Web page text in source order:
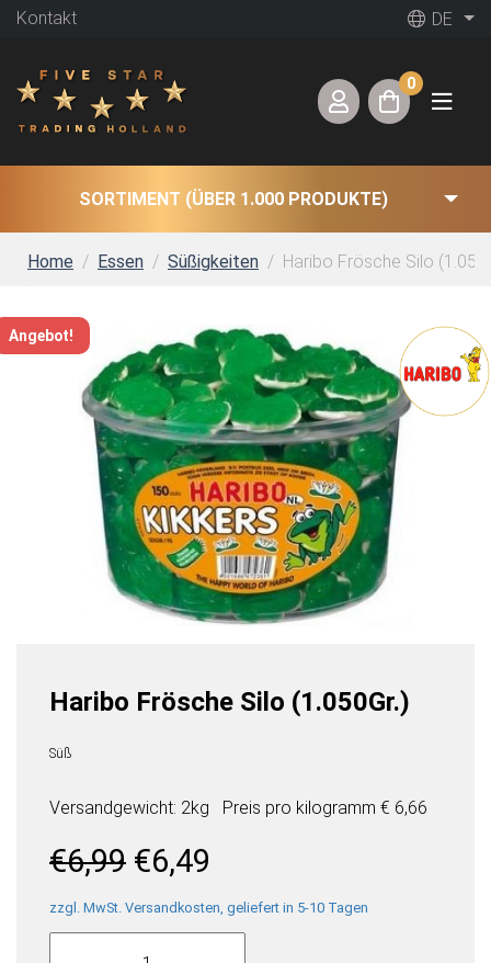
Kontakt DE
0
SORTIMENT (ÜBER 1.000 PRODUKTE)
Home Essen Süßigkeiten Haribo Frösche Silo
Angebot!
Haribo Frösche Silo (1.050Gr.)
Süß
Versandgewicht: 2kg Preis pro kilogramm € 6,66
€6,99 Ursprünglicher
Preis
war:
€6,99
€6,49
ist:
€6,49.
zzgl. MwSt. Versandkosten, geliefert in 5-10 Tagen
Haribo